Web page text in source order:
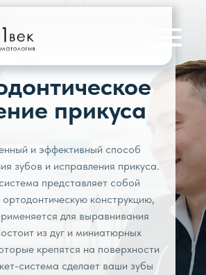
и эффективный способ
зубов и исправления прикуса.
представляет собой
конструкцию,
для выравнивания
из дуг и миниатюрных
крепятся на поверхности
система сделает ваши зубы
прикуса